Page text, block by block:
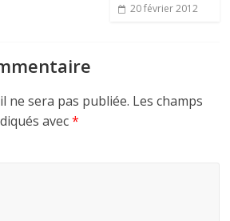
20 février 2012
ne sera pas publiée. Les champs
avec*